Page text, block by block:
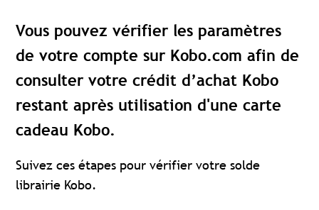
Vous pouvez vérifier les paramètres
de votre compte sur Kobo.com afin de
consulter votre crédit d’achat Kobo
restant après utilisation d'une carte
cadeau Kobo.
Suivez ces étapes pour vérifier votre solde
librairie Kobo.